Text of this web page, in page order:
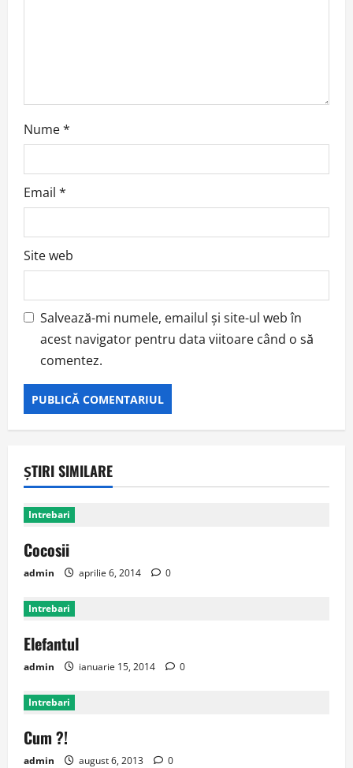
Nume*
Email *
Site web
Salvează-mi numele, emailul și site-ul web în
acest navigator pentru data viitoare când o să
comentez.
ȘTIRI SIMILARE
Intrebari
Cocosii
admin aprilie 6, 2014 0
Intrebari
Elefantul
admin ianuarie 15, 2014 0
Intrebari
Cum ?!
admin august 6, 2013 0